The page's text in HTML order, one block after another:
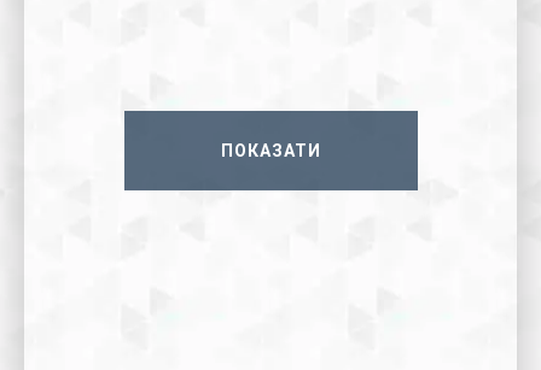
ПОКАЗАТИ